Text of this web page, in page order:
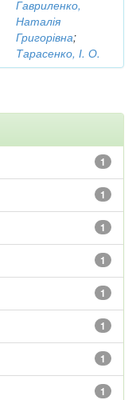
Гавриленко,
Наталія
Григорівна;
Тарасенко, І. О.
1
1
1
1
1
1
1
1